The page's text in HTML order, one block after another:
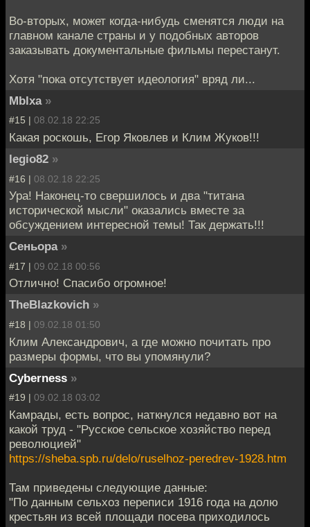
Во-вторых, может когда-нибудь сменятся люди на
главном канале страны и у подобных авторов
заказывать документальные фильмы перестанут.
Хотя "пока отсутствует идеология" вряд ли...
Mblxa »
#15 | 08.02.18 22:25
Какая роскошь, Егор Яковлев и Клим Жуков!!!
legio82 »
#16 | 08.02.18 22:25
Ура! Наконец-то свершилось и два "титана
исторической мысли" оказались вместе за
обсуждением интересной темы! Так держать!!!
Сеньора »
#17 | 09.02.18 00:56
Отлично! Спасибо огромное!
TheBlazkovich »
#18 | 09.02.18 01:50
Клим Александрович, а где можно почитать про
размеры формы, что вы упомянули?
Cyberness »
#19 | 09.02.18 03:02
Камрады, есть вопрос, наткнулся недавно вот на
какой труд - "Русское сельское хозяйство перед
революцией"
https://sheba.spb.ru/delo/ruselhoz-peredrev-1928.htm
Там приведены следующие данные:
"По данным сельхоз переписи 1916 года на долю
крестьян из всей площади посева приходилось